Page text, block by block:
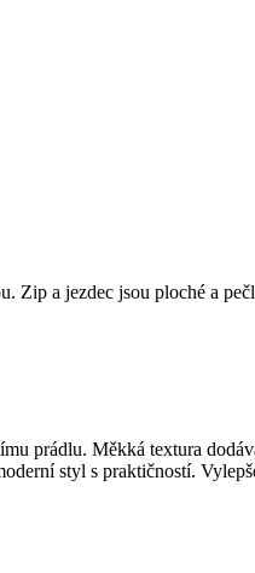
Zip a jezdec jsou ploché a
prádlu. Měkká textura
styl s praktičností.